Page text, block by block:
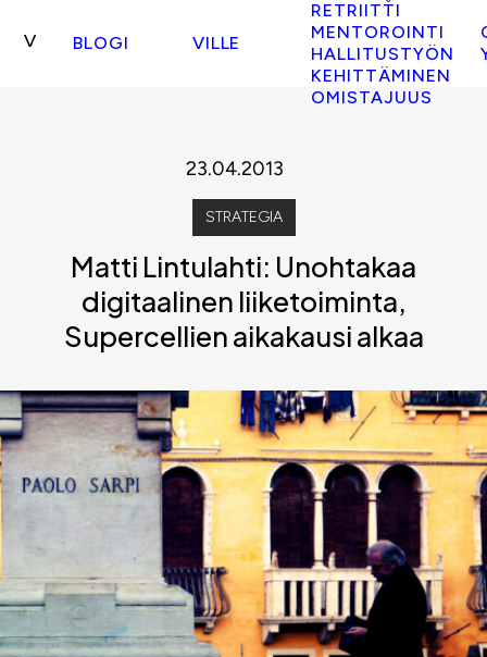
BLOGI VILLE
RETRIITTI
MENTOROINTI
HALLITUSTYÖN
KEHITTÄMINEN
OMISTAJUUS
23.04.2013
STRATEGIA
Matti Lintulahti: Unohtakaa
digitaalinen liiketoiminta,
Supercellien aikakausi alkaa